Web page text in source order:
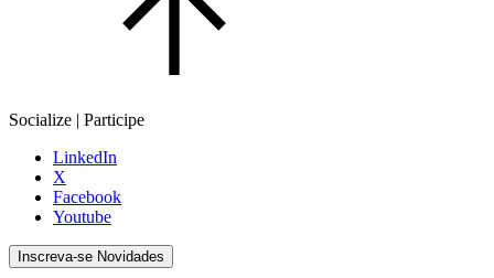
Socialize | Participe
LinkedIn
X
Facebook
Youtube
Inscreva-se Novidades